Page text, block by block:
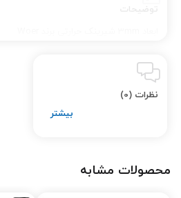
توضیحات
نظرات (0)
محصولات مشابه